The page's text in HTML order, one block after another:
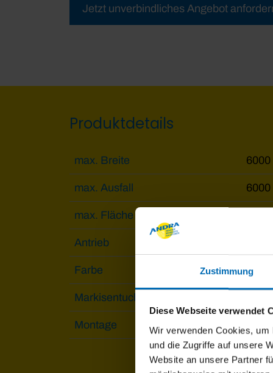
Zustimmung
Diese Webseite verwendet
Wir verwenden Cookies,
und die Zugriffe auf unsere
Website an unsere Partner
Jetzt unverbindliches Angebot
Produktdetails
max. Breite 6000
max. Ausfall 6000
max. Fläche
Antrieb
Farbe
Markisentuch
Montage